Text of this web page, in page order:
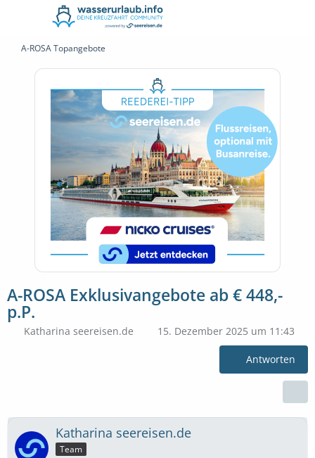
A-ROSA Topangebote
A-ROSA Exklusivangebote ab € 448,-
p.P.
Katharina seereisen.de 15. Dezember 2025 um 11:43
Antworten
Katharina seereisen.de
Team